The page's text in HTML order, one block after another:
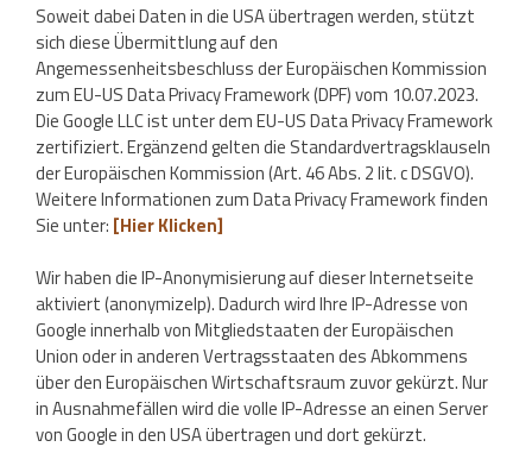
Soweit dabei Daten in die USA übertragen werden, stützt
sich diese Übermittlung auf den
Angemessenheitsbeschluss der Europäischen Kommission
zum EU-US Data Privacy Framework (DPF) vom 10.07.2023.
Die Google LLC ist unter dem EU-US Data Privacy Framework
zertifiziert. Ergänzend gelten die Standardvertragsklauseln
der Europäischen Kommission (Art. 46 Abs. 2 lit. c DSGVO).
Weitere Informationen zum Data Privacy Framework finden
Sie unter: [Hier Klicken]
Wir haben die IP-Anonymisierung auf dieser Internetseite
aktiviert (anonymizeIp). Dadurch wird Ihre IP-Adresse von
Google innerhalb von Mitgliedstaaten der Europäischen
Union oder in anderen Vertragsstaaten des Abkommens
über den Europäischen Wirtschaftsraum zuvor gekürzt. Nur
in Ausnahmefällen wird die volle IP-Adresse an einen Server
von Google in den USA übertragen und dort gekürzt.